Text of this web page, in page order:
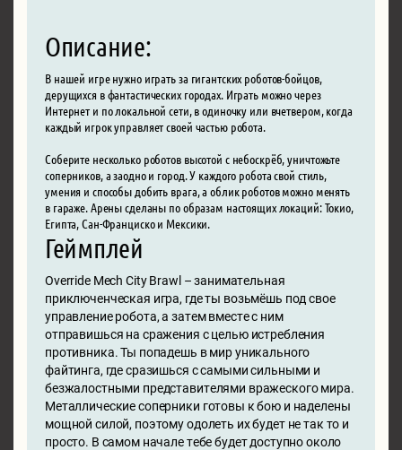
Описание:
В нашей игре нужно играть за гигантских роботов-бойцов,
дерущихся в фантастических городах. Играть можно через
Интернет и по локальной сети, в одиночку или вчетвером, когда
каждый игрок управляет своей частью робота.
Соберите несколько роботов высотой с небоскрёб, уничтожьте
соперников, а заодно и город. У каждого робота свой стиль,
умения и способы добить врага, а облик роботов можно менять
в гараже. Арены сделаны по образам настоящих локаций: Токио,
Египта, Сан-Франциско и Мексики.
Геймплей
Override Mech City Brawl – занимательная
приключенческая игра, где ты возьмёшь под свое
управление робота, а затем вместе с ним
отправишься на сражения с целью истребления
противника. Ты попадешь в мир уникального
файтинга, где сразишься с самыми сильными и
безжалостными представителями вражеского мира.
Металлические соперники готовы к бою и наделены
мощной силой, поэтому одолеть их будет не так то и
просто. В самом начале тебе будет доступно около